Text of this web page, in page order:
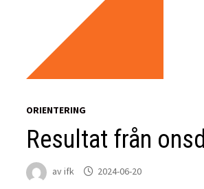
ORIENTERING
Resultat från
avifk 2024-06-20